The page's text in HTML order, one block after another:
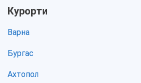
Курорти
Варна
Бургас
Ахтопол